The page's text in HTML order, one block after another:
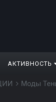
АКТИВНОСТЬ
Моды